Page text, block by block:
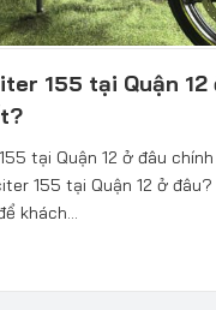
155 tại Quận
tại Quận 12 ở đâu
155 tại Quận 12 ở
khách...